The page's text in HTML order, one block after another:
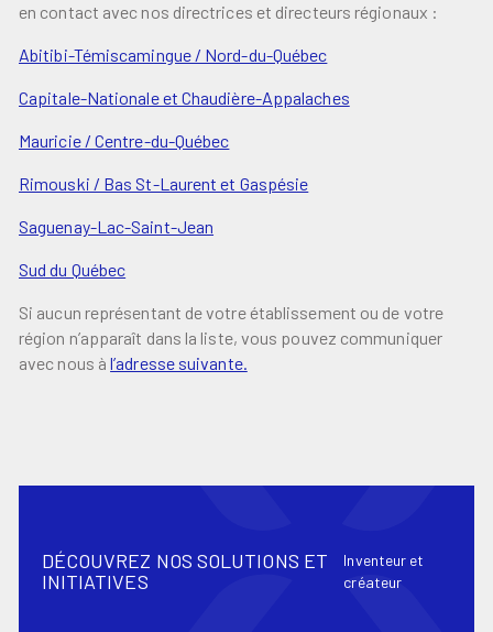
en contact avec nos directrices et directeurs régionaux :
Abitibi-Témiscamingue / Nord-du-Québec
Capitale-Nationale et Chaudière-Appalaches
Mauricie / Centre-du-Québec
Rimouski / Bas St-Laurent et Gaspésie
Saguenay-Lac-Saint-Jean
Sud du Québec
Si aucun représentant de votre établissement ou de votre
région n’apparaît dans la liste, vous pouvez communiquer
avec nous à l’adresse suivante.
DÉCOUVREZ NOS SOLUTIONS ET
INITIATIVES
Inventeur et
créateur